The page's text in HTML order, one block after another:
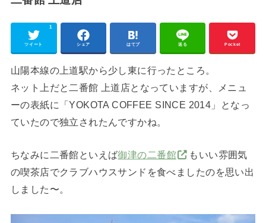
ツイート
1
シェア はてブ 送る Pocket
山陽本線の上道駅から少し東に行ったところ。
ネット上だと二番館 上道店となっていますが、メニュ
ーの表紙に「YOKOTA COFFEE SINCE 2014」となっ
ていたので独立されたんですかね。
ちなみに二番館といえば御津の二番館
もいい雰囲気
の喫茶店でクラブハウスサンドを食べましたのを思い出
しました〜。